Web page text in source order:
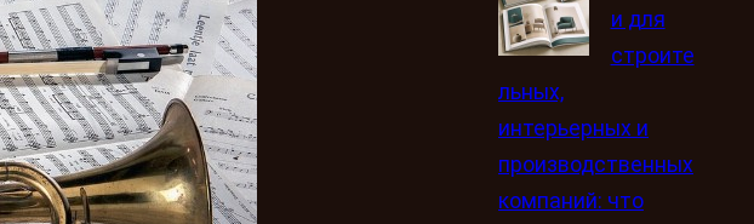
и для
строите
льных,
интерьерных и
производственных
компаний: что